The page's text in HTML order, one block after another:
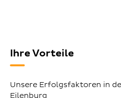
Ihre Vorteile
Unsere Erfolgsfaktoren in
Eilenburg